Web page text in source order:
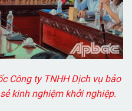
Công ty TNHH Dịch vụ bảo
kinh nghiệm khởi nghiệp.